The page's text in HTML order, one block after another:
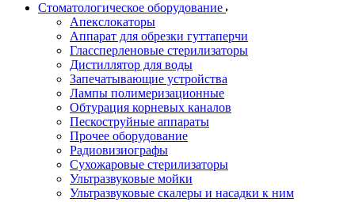
Стоматологическое оборудование
Апекслокаторы
Аппарат для обрезки гуттаперчи
Глассперленовые стерилизаторы
Дистиллятор для воды
Запечатывающие устройства
Лампы полимеризационные
Обтурация корневых каналов
Пескоструйные аппараты
Прочее оборудование
Радиовизиографы
Сухожаровые стерилизаторы
Ультразвуковые мойки
Ультразвуковые скалеры и насадки к ним